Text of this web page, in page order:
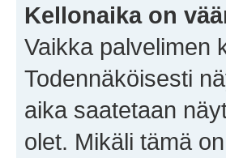
Kellonaika on
Vaikka palvelimen
Todennäköisesti
aika saatetaan
olet. Mikäli tämä